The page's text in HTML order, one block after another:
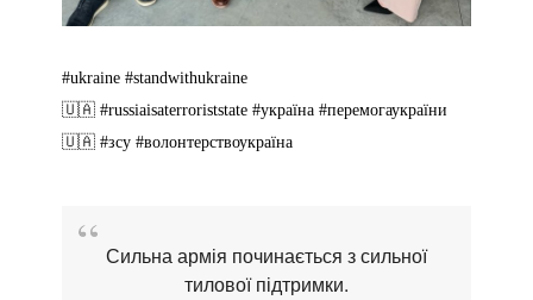
#ukraine #standwithukraine
🇺🇦 #russiaisaterroriststate #україна #перемогаукраїни
🇺🇦 #зсу #волонтерствоукраїна
Сильна армія починається з сильної
тилової підтримки.